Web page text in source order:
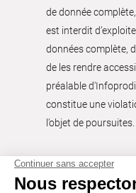
de donnée
est interdit
données complète,
de les rendre
préalable
constitue une
l’objet de poursuites.